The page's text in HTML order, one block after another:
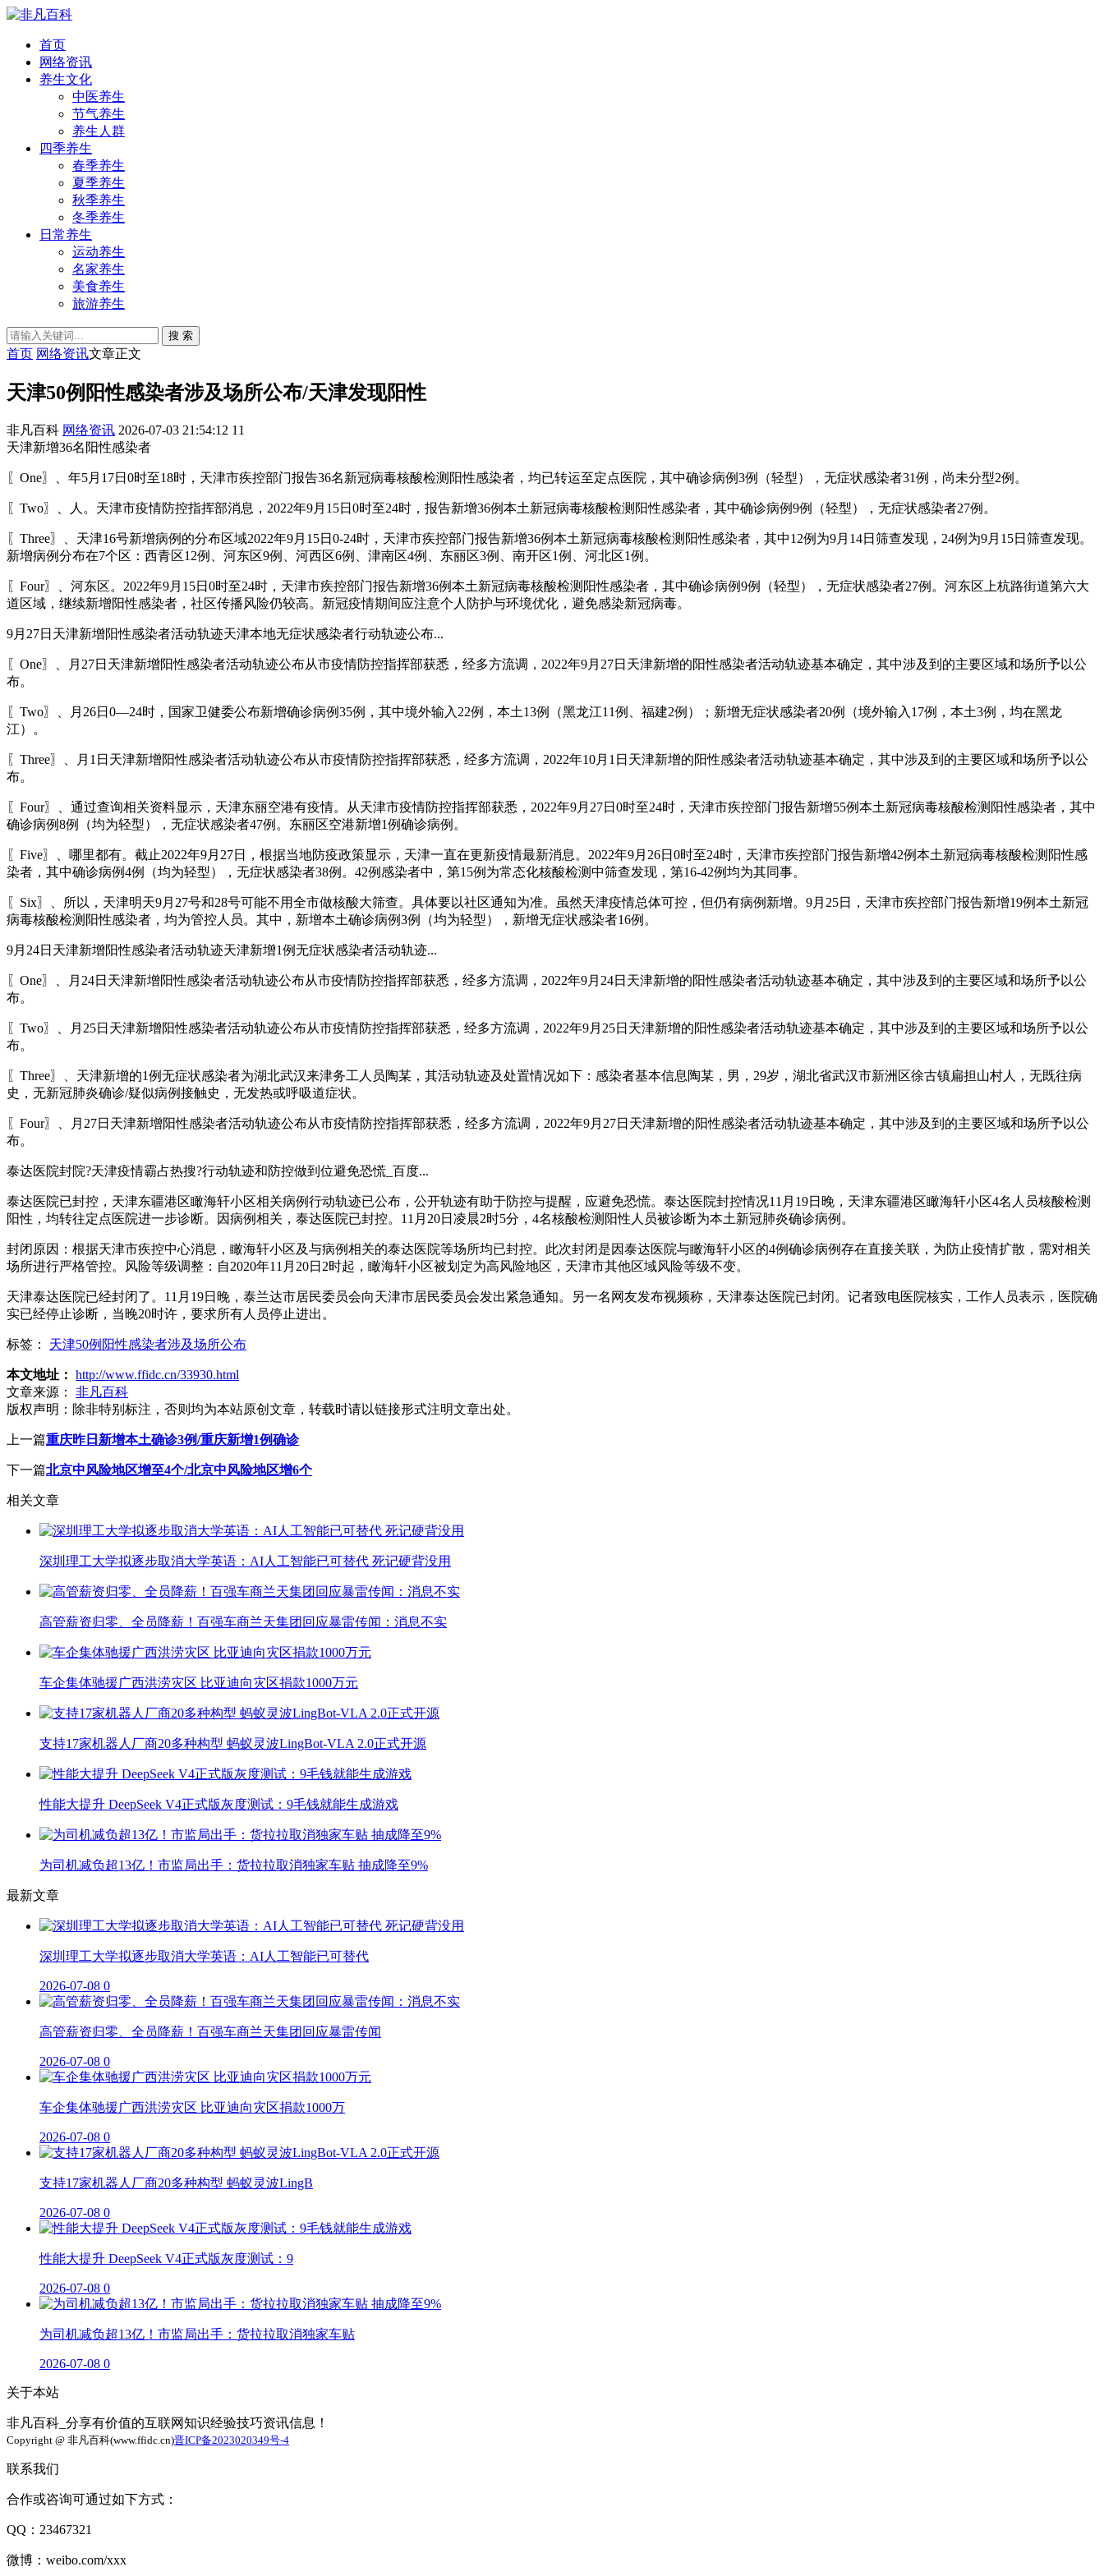
首页
网络资讯
养生文化
中医养生
节气养生
养生人群
四季养生
春季养生
夏季养生
秋季养生
冬季养生
日常养生
运动养生
名家养生
美食养生
旅游养生
搜 索
首页 网络资讯文章正文
天津50例阳性感染者涉及场所公布/天津发现阳性
非凡百科 网络资讯 2026-07-03 21:54:12 11
天津新增36名阳性感染者
〖One〗、年5月17日0时至18时，天津市疾控部门报告36名新冠病毒核酸检测阳性感染者，均已转运至定点医院，其中确诊病例3例（轻型），无症状感染者31例，尚未分型2例。
〖Two〗、人。天津市疫情防控指挥部消息，2022年9月15日0时至24时，报告新增36例本土新冠病毒核酸检测阳性感染者，其中确诊病例9例（轻型），无症状感染者27例。
〖Three〗、天津16号新增病例的分布区域2022年9月15日0-24时，天津市疾控部门报告新增36例本土新冠病毒核酸检测阳性感染者，其中12例为9月14日筛查发现，24例为9月15日筛查发现。
新增病例分布在7个区：西青区12例、河东区9例、河西区6例、津南区4例、东丽区3例、南开区1例、河北区1例。
〖Four〗、河东区。2022年9月15日0时至24时，天津市疾控部门报告新增36例本土新冠病毒核酸检测阳性感染者，其中确诊病例9例（轻型），无症状感染者27例。河东区上杭路街道第六大
道区域，继续新增阳性感染者，社区传播风险仍较高。新冠疫情期间应注意个人防护与环境优化，避免感染新冠病毒。
9月27日天津新增阳性感染者活动轨迹天津本地无症状感染者行动轨迹公布...
〖One〗、月27日天津新增阳性感染者活动轨迹公布从市疫情防控指挥部获悉，经多方流调，2022年9月27日天津新增的阳性感染者活动轨迹基本确定，其中涉及到的主要区域和场所予以公
布。
〖Two〗、月26日0—24时，国家卫健委公布新增确诊病例35例，其中境外输入22例，本土13例（黑龙江11例、福建2例）；新增无症状感染者20例（境外输入17例，本土3例，均在黑龙
江）。
〖Three〗、月1日天津新增阳性感染者活动轨迹公布从市疫情防控指挥部获悉，经多方流调，2022年10月1日天津新增的阳性感染者活动轨迹基本确定，其中涉及到的主要区域和场所予以公
布。
〖Four〗、通过查询相关资料显示，天津东丽空港有疫情。从天津市疫情防控指挥部获悉，2022年9月27日0时至24时，天津市疾控部门报告新增55例本土新冠病毒核酸检测阳性感染者，其中
确诊病例8例（均为轻型），无症状感染者47例。东丽区空港新增1例确诊病例。
〖Five〗、哪里都有。截止2022年9月27日，根据当地防疫政策显示，天津一直在更新疫情最新消息。2022年9月26日0时至24时，天津市疾控部门报告新增42例本土新冠病毒核酸检测阳性感
染者，其中确诊病例4例（均为轻型），无症状感染者38例。42例感染者中，第15例为常态化核酸检测中筛查发现，第16-42例均为其同事。
〖Six〗、所以，天津明天9月27号和28号可能不用全市做核酸大筛查。具体要以社区通知为准。虽然天津疫情总体可控，但仍有病例新增。9月25日，天津市疾控部门报告新增19例本土新冠
病毒核酸检测阳性感染者，均为管控人员。其中，新增本土确诊病例3例（均为轻型），新增无症状感染者16例。
9月24日天津新增阳性感染者活动轨迹天津新增1例无症状感染者活动轨迹...
〖One〗、月24日天津新增阳性感染者活动轨迹公布从市疫情防控指挥部获悉，经多方流调，2022年9月24日天津新增的阳性感染者活动轨迹基本确定，其中涉及到的主要区域和场所予以公
布。
〖Two〗、月25日天津新增阳性感染者活动轨迹公布从市疫情防控指挥部获悉，经多方流调，2022年9月25日天津新增的阳性感染者活动轨迹基本确定，其中涉及到的主要区域和场所予以公
布。
〖Three〗、天津新增的1例无症状感染者为湖北武汉来津务工人员陶某，其活动轨迹及处置情况如下：感染者基本信息陶某，男，29岁，湖北省武汉市新洲区徐古镇扁担山村人，无既往病
史，无新冠肺炎确诊/疑似病例接触史，无发热或呼吸道症状。
〖Four〗、月27日天津新增阳性感染者活动轨迹公布从市疫情防控指挥部获悉，经多方流调，2022年9月27日天津新增的阳性感染者活动轨迹基本确定，其中涉及到的主要区域和场所予以公
布。
泰达医院封院?天津疫情霸占热搜?行动轨迹和防控做到位避免恐慌_百度...
泰达医院已封控，天津东疆港区瞰海轩小区相关病例行动轨迹已公布，公开轨迹有助于防控与提醒，应避免恐慌。泰达医院封控情况11月19日晚，天津东疆港区瞰海轩小区4名人员核酸检测
阳性，均转往定点医院进一步诊断。因病例相关，泰达医院已封控。11月20日凌晨2时5分，4名核酸检测阳性人员被诊断为本土新冠肺炎确诊病例。
封闭原因：根据天津市疾控中心消息，瞰海轩小区及与病例相关的泰达医院等场所均已封控。此次封闭是因泰达医院与瞰海轩小区的4例确诊病例存在直接关联，为防止疫情扩散，需对相关
场所进行严格管控。风险等级调整：自2020年11月20日2时起，瞰海轩小区被划定为高风险地区，天津市其他区域风险等级不变。
天津泰达医院已经封闭了。11月19日晚，泰兰达市居民委员会向天津市居民委员会发出紧急通知。另一名网友发布视频称，天津泰达医院已封闭。记者致电医院核实，工作人员表示，医院确
实已经停止诊断，当晚20时许，要求所有人员停止进出。
标签： 天津50例阳性感染者涉及场所公布
本文地址： http://www.ffidc.cn/33930.html
文章来源：
非凡百科
版权声明： 除非特别标注，否则均为本站原创文章，转载时请以链接形式注明文章出处。
上一篇重庆昨日新增本土确诊3例/重庆新增1例确诊
下一篇北京中风险地区增至4个/北京中风险地区增6个
相关文章
深圳理工大学拟逐步取消大学英语：AI人工智能已可替代 死记硬背没用
高管薪资归零、全员降薪！百强车商兰天集团回应暴雷传闻：消息不实
车企集体驰援广西洪涝灾区 比亚迪向灾区捐款1000万元
支持17家机器人厂商20多种构型 蚂蚁灵波LingBot-VLA 2.0正式开源
性能大提升 DeepSeek V4正式版灰度测试：9毛钱就能生成游戏
为司机减负超13亿！市监局出手：货拉拉取消独家车贴 抽成降至9%
最新文章
深圳理工大学拟逐步取消大学英语：AI人工智能已可替代
2026-07-08 0
高管薪资归零、全员降薪！百强车商兰天集团回应暴雷传闻
2026-07-08 0
车企集体驰援广西洪涝灾区 比亚迪向灾区捐款1000万
2026-07-08 0
支持17家机器人厂商20多种构型 蚂蚁灵波LingB
2026-07-08 0
性能大提升 DeepSeek V4正式版灰度测试：9
2026-07-08 0
为司机减负超13亿！市监局出手：货拉拉取消独家车贴
2026-07-08 0
关于本站
非凡百科_分享有价值的互联网知识经验技巧资讯信息！
Copyright @ 非凡百科(www.ffidc.cn)晋ICP备2023020349号-4
联系我们
合作或咨询可通过如下方式：
QQ：23467321
微博：weibo.com/xxx